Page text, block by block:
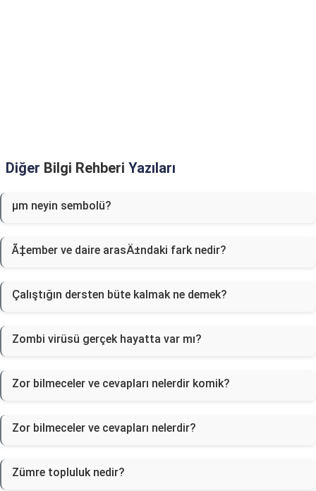
Diğer Bilgi Rehberi Yazıları
µm neyin sembolü?
Ã‡ember ve daire arasÄ±ndaki fark nedir?
Çalıştığın dersten büte kalmak ne demek?
Zombi virüsü gerçek hayatta var mı?
Zor bilmeceler ve cevapları nelerdir komik?
Zor bilmeceler ve cevapları nelerdir?
Zümre topluluk nedir?